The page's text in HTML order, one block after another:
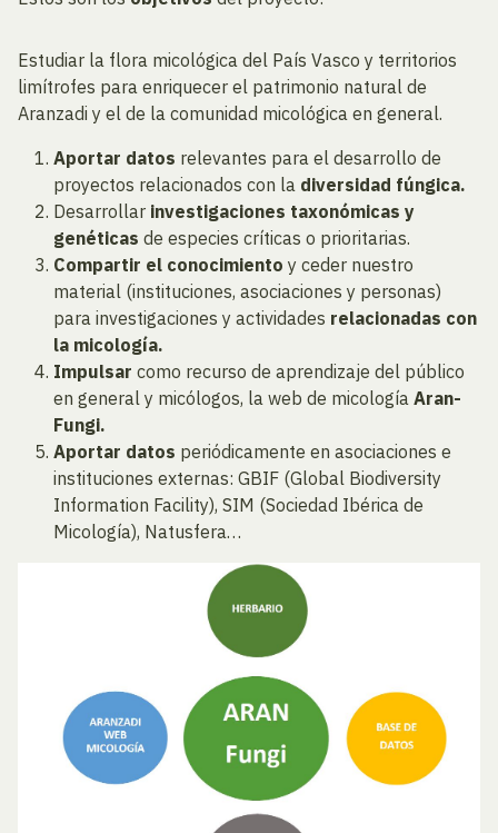
Estudiar la flora micológica del País Vasco y territorios
limítrofes para enriquecer el patrimonio natural de
Aranzadi y el de la comunidad micológica en general.
Aportar datos relevantes para el desarrollo de
proyectos relacionados con la diversidad fúngica.
Desarrollar investigaciones taxonómicas y
genéticas de especies críticas o prioritarias.
Compartir el conocimiento y ceder nuestro
material (instituciones, asociaciones y personas)
para investigaciones y actividades relacionadas con
la micología.
Impulsar como recurso de aprendizaje del público
en general y micólogos, la web de micología Aran-
Fungi.
Aportar datos periódicamente en asociaciones e
instituciones externas: GBIF (Global Biodiversity
Information Facility), SIM (Sociedad Ibérica de
Micología), Natusfera…